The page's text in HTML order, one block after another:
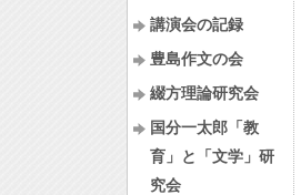
講演会の記録
豊島作文の会
綴方理論研究会
国分一太郎「教
育」と「文学」研
究会